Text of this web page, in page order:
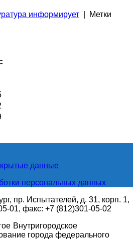
информирует
Метки
данные
персональных данных
пр. Испытателей, д. 31, корп. 1,
01, факс: +7 (812)301-05-02
Внутригородское
города федерального